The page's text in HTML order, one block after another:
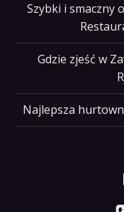
Szybki i smaczny
Gdzie zjeść w
Najlepsza